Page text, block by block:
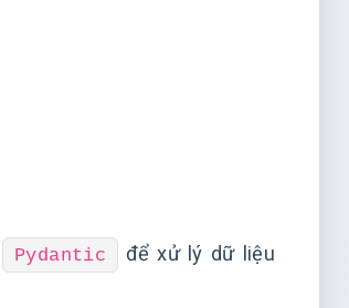
Pydantic
để xử lý dữ liệu